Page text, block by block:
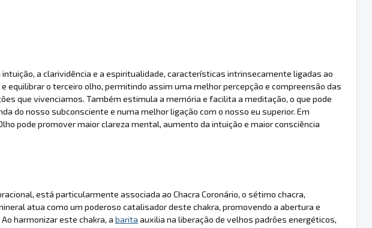
intuição, a clarividência e a espiritualidade, características intrinsecamente ligadas ao
equilibrar o terceiro olho, permitindo assim uma melhor percepção e compreensão das
que vivenciamos. Também estimula a memória e facilita a meditação, o que pode
do nosso subconsciente e numa melhor ligação com o nosso eu superior. Em
pode promover maior clareza mental, aumento da intuição e maior consciência
está particularmente associada ao Chacra Coronário, o sétimo chacra,
atua como um poderoso catalisador deste chakra, promovendo a abertura e
harmonizar este chakra, a barita auxilia na liberação de velhos padrões energéticos,